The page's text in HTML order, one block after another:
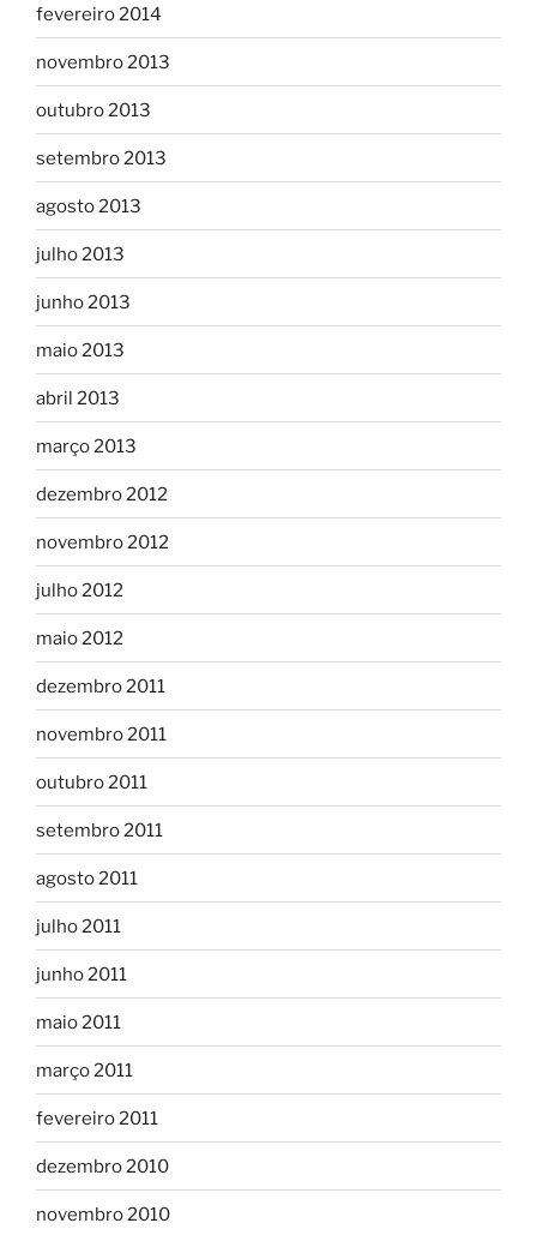
fevereiro 2014
novembro 2013
outubro 2013
setembro 2013
agosto 2013
julho 2013
junho 2013
maio 2013
abril 2013
março 2013
dezembro 2012
novembro 2012
julho 2012
maio 2012
dezembro 2011
novembro 2011
outubro 2011
setembro 2011
agosto 2011
julho 2011
junho 2011
maio 2011
março 2011
fevereiro 2011
dezembro 2010
novembro 2010